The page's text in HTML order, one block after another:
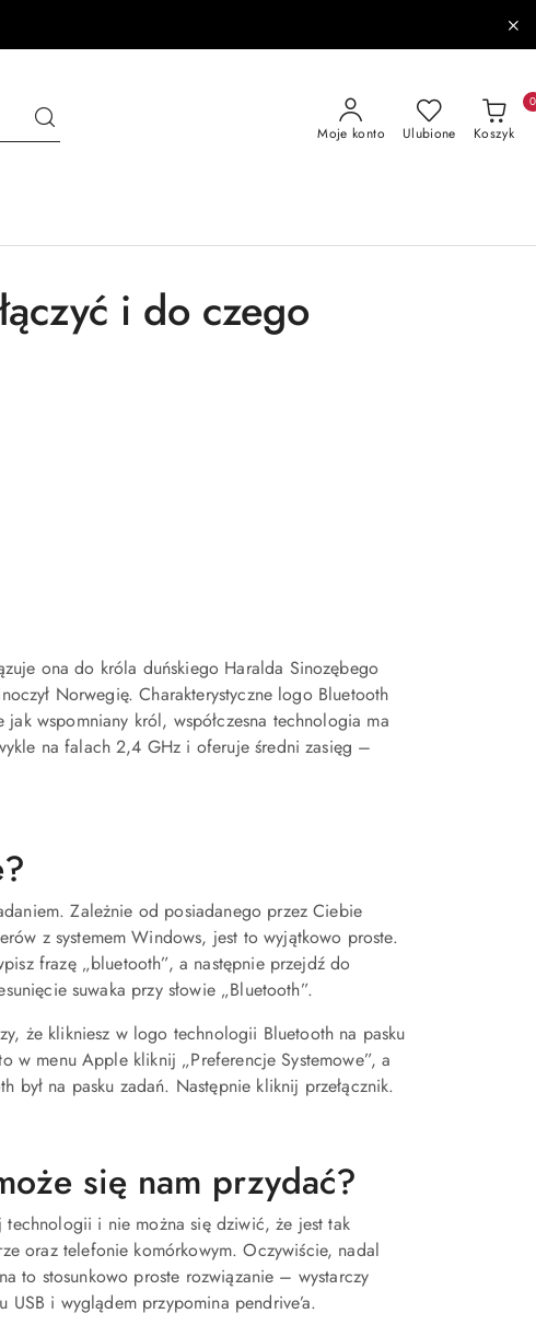
Moje konto Ulubione Koszyk
0
i do czego
ona do króla duńskiego Haralda Sinozębego
Norwegię. Charakterystyczne logo Bluetooth
wspomniany król, współczesna technologia ma
na falach 2,4 GHz i oferuje średni zasięg –
Zależnie od posiadanego przez Ciebie
z systemem Windows, jest to wyjątkowo proste.
frazę „bluetooth”, a następnie przejdź do
suwaka przy słowie „Bluetooth”.
że klikniesz w logo technologii Bluetooth na pasku
w menu Apple kliknij „Preferencje Systemowe”, a
na pasku zadań. Następnie kliknij przełącznik.
się nam przydać?
technologii i nie można się dziwić, że jest tak
oraz telefonie komórkowym. Oczywiście, nadal
to stosunkowo proste rozwiązanie – wystarczy
i wyglądem przypomina pendrive’a.